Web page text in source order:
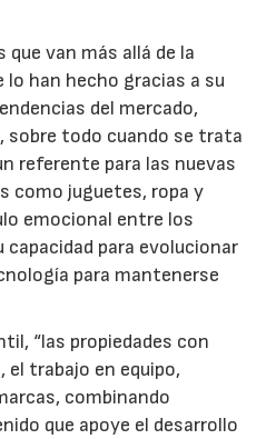
van más allá de la
lo han hecho gracias a su
del mercado,
sobre todo cuando se trata
referente para las nuevas
como juguetes, ropa y
emocional entre los
para evolucionar
para mantenerse
“las propiedades con
trabajo en equipo,
combinando
que apoye el desarrollo